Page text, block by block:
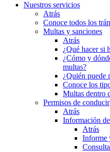
Nuestros servicios
Atrás
Conoce todos los
Multas y sanciones
Atrás
¿Qué hacer si
¿Cómo y
multas?
¿Quién puede
Conoce los
Multas dentro
Permisos de conducir
Atrás
Información
Atrás
Informe